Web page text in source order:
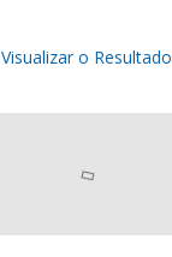
Visualizar o Resultado